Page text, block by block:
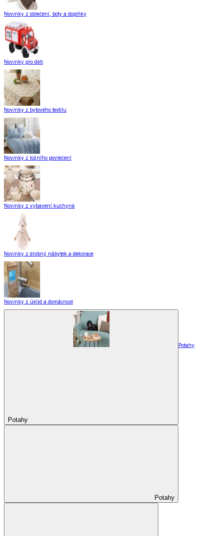
Novinky z oblečení, boty a doplňky
Novinky pro děti
Novinky z bytového textilu
Novinky z ložního povlečení
Novinky z vybavení kuchyně
Novinky z drobný nábytek a dekorace
Novinky z úklid a domácnost
Potahy
Potahy
Potahy